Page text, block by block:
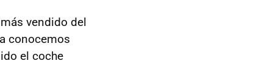
vendido del
conocemos
el coche